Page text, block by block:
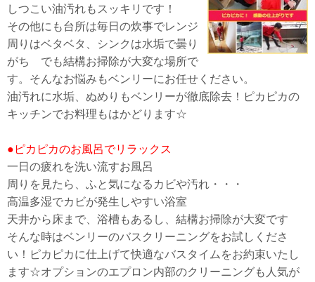
しつこい油汚れもスッキリです！
その他にも台所は毎日の炊事でレンジ
周りはベタベタ、シンクは水垢で曇り
がち でも結構お掃除が大変な場所で
す。そんなお悩みもベンリーにお任せください。
油汚れに水垢、ぬめりもベンリーが徹底除去！ピカピカの
キッチンでお料理もはかどります☆
●ピカピカのお風呂でリラックス
一日の疲れを洗い流すお風呂
周りを見たら、ふと気になるカビや汚れ・・・
高温多湿でカビが発生しやすい浴室
天井から床まで、浴槽もあるし、結構お掃除が大変です
そんな時はベンリーのバスクリーニングをお試しくださ
い！ピカピカに仕上げて快適なバスタイムをお約束いたし
ます☆オプションのエプロン内部のクリーニングも人気が